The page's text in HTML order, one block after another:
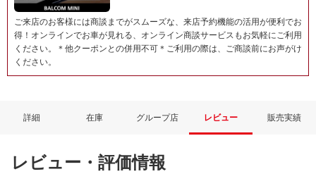
ご来店のお客様には商談までがスムーズな、来店予約機能の活用が便利でお
得！オンラインでお車が見れる、オンライン商談サービスもお気軽にご利用
ください。＊他クーポンとの併用不可＊ご利用の際は、ご商談前にお声がけ
ください。
詳細 在庫 グループ店 レビュー 販売実績
レビュー・評価情報